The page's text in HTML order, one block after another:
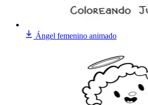
Ángel femenino animado